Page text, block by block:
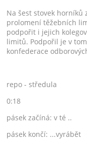
Na šest stovek horníků
prolomení těžebních
podpořit i jejich
limitů. Podpořil je v
konfederace
repo - středula
0:18
pásek začíná: v té ..
pásek končí: ...vyrábět